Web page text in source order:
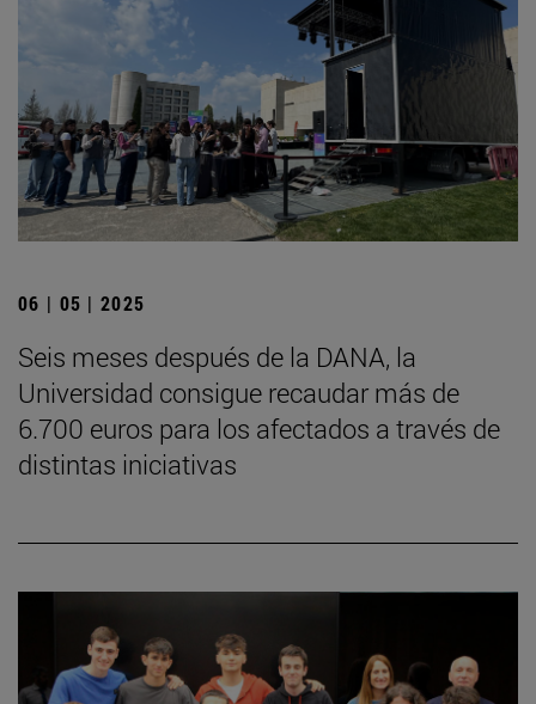
06 | 05 | 2025
Seis meses después de la DANA, la
Universidad consigue recaudar más de
6.700 euros para los afectados a través de
distintas iniciativas